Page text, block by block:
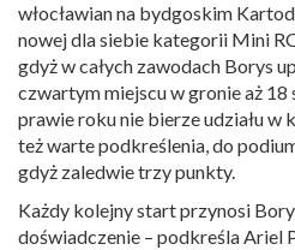
włocławian na bydgoskim
nowej dla siebie kategorii Mini
gdyż w całych zawodach Borys
czwartym miejscu w gronie aż
prawie roku nie bierze udziału
też warte podkreślenia, do
gdyż zaledwie trzy punkty.
Każdy kolejny start przynosi
doświadczenie – podkreśla Ariel